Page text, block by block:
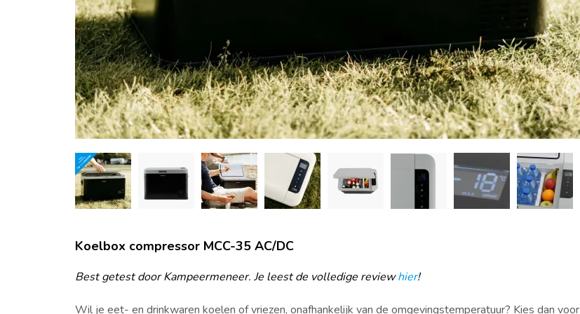
Koelbox compressor MCC-35 AC/DC
Best getest door Kampeermeneer. Je leest de volledige reviewhier!
Wil je eet- en drinkwaren koelen of vriezen, onafhankelijk van de omgevingstemperatuur? Kies dan voor